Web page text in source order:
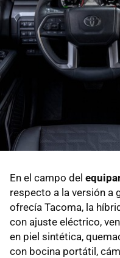
En el campo del
respecto a la versión a
ofrecía Tacoma, la
con ajuste eléctrico,
en piel sintética,
con bocina portátil,